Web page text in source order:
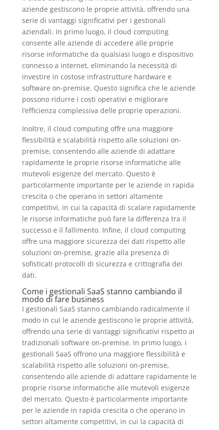
aziende gestiscono le proprie attività, offrendo una
serie di vantaggi significativi per i gestionali
aziendali. In primo luogo, il cloud computing
consente alle aziende di accedere alle proprie
risorse informatiche da qualsiasi luogo e dispositivo
connesso a internet, eliminando la necessità di
investire in costose infrastrutture hardware e
software on-premise. Questo significa che le aziende
possono ridurre i costi operativi e migliorare
l’efficienza complessiva delle proprie operazioni.
Inoltre, il cloud computing offre una maggiore
flessibilità e scalabilità rispetto alle soluzioni on-
premise, consentendo alle aziende di adattare
rapidamente le proprie risorse informatiche alle
mutevoli esigenze del mercato. Questo è
particolarmente importante per le aziende in rapida
crescita o che operano in settori altamente
competitivi, in cui la capacità di scalare rapidamente
le risorse informatiche può fare la differenza tra il
successo e il fallimento. Infine, il cloud computing
offre una maggiore sicurezza dei dati rispetto alle
soluzioni on-premise, grazie alla presenza di
sofisticati protocolli di sicurezza e crittografia dei
dati.
Come i gestionali SaaS stanno cambiando il
modo di fare business
I gestionali SaaS stanno cambiando radicalmente il
modo in cui le aziende gestiscono le proprie attività,
offrendo una serie di vantaggi significativi rispetto ai
tradizionali software on-premise. In primo luogo, i
gestionali SaaS offrono una maggiore flessibilità e
scalabilità rispetto alle soluzioni on-premise,
consentendo alle aziende di adattare rapidamente le
proprie risorse informatiche alle mutevoli esigenze
del mercato. Questo è particolarmente importante
per le aziende in rapida crescita o che operano in
settori altamente competitivi, in cui la capacità di